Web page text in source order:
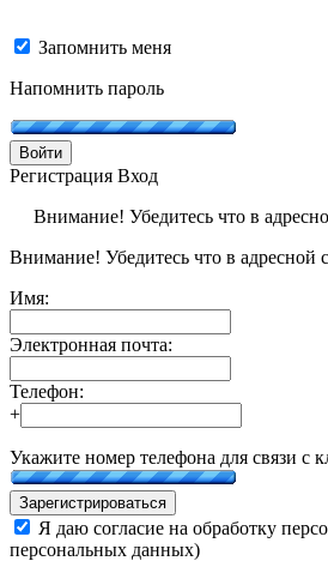
Запомнить меня
Напомнить пароль
Войти
Регистрация Вход
Внимание! Убедитесь что в
Внимание! Убедитесь что в адресной
Имя:
Электронная почта:
Телефон:
+
Укажите номер телефона для связи с
Зарегистрироваться
Я даю согласие на обработку
персональных данных)